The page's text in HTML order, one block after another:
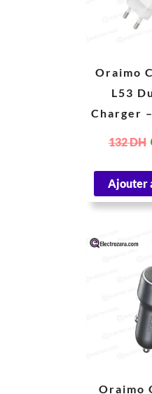
Oraimo
L53
Charger
Rapide
132DH
Ajouter
Oraimo